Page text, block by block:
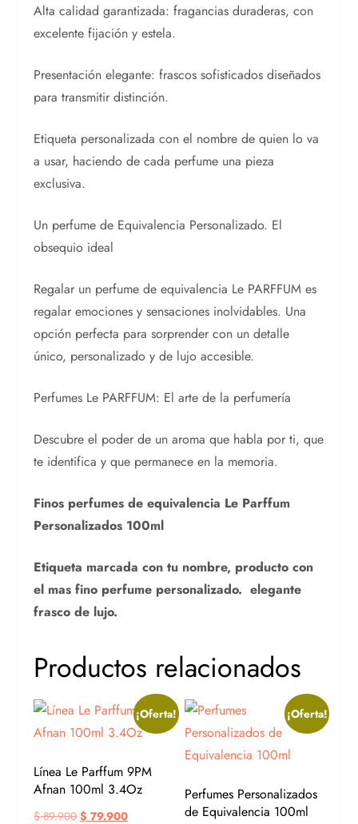
Alta calidad garantizada: fragancias duraderas, con
excelente fijación y estela.
Presentación elegante: frascos sofisticados diseñados
para transmitir distinción.
Etiqueta personalizada con el nombre de quien lo va
a usar, haciendo de cada perfume una pieza
exclusiva.
Un perfume de Equivalencia Personalizado. El
obsequio ideal
Regalar un perfume de equivalencia Le PARFFUM es
regalar emociones y sensaciones inolvidables. Una
opción perfecta para sorprender con un detalle
único, personalizado y de lujo accesible.
Perfumes Le PARFFUM: El arte de la perfumería
Descubre el poder de un aroma que habla por ti, que
te identifica y que permanece en la memoria.
Finos perfumes de equivalencia Le Parffum
Personalizados 100ml
Etiqueta marcada con tu nombre, producto con
el mas fino perfume personalizado. elegante
frasco de lujo.
Productos relacionados
¡Oferta!
Línea Le Parffum 9PM
Afnan 100ml 3.4Oz
$89.900 $ 79.900
¡Oferta!
Perfumes Personalizados
de Equivalencia 100ml